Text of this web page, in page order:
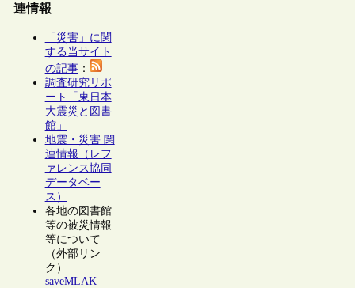
連情報
「災害」に関
する当サイト
の記事：
調査研究リポ
ート「東日本
大震災と図書
館」
地震・災害 関
連情報（レフ
ァレンス協同
データベー
ス）
各地の図書館
等の被災情報
等について
（外部リン
ク）
saveMLAK